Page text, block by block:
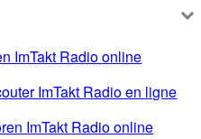
ImTakt Radio online
ImTakt Radio en ligne
ImTakt Radio online